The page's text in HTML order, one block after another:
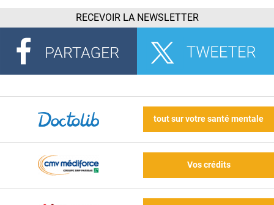
RECEVOIR LA NEWSLETTER
tout sur votre santé mentale
Vos crédits